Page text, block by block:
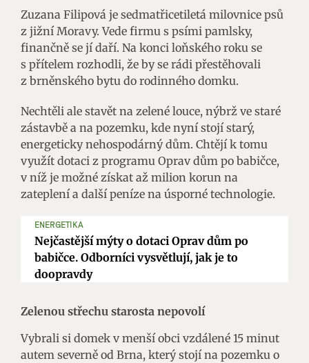
Zuzana Filipová je sedmatřicetiletá milovnice psů
z jižní Moravy. Vede firmu s psími pamlsky,
finančně se jí daří. Na konci loňského roku se
s přítelem rozhodli, že by se rádi přestěhovali
z brněnského bytu do rodinného domku.
Nechtěli ale stavět na zelené louce, nýbrž ve staré
zástavbě a na pozemku, kde nyní stojí starý,
energeticky nehospodárný dům. Chtějí k tomu
využít dotaci z programu Oprav dům po babičce,
v níž je možné získat až milion korun na
zateplení a další peníze na úsporné technologie.
ENERGETIKA
Nejčastější mýty o dotaci Oprav dům po
babičce. Odborníci vysvětlují, jak je to
doopravdy
Zelenou střechu starosta nepovolí
Vybrali si domek v menší obci vzdálené 15 minut
autem severně od Brna, který stojí na pozemku o